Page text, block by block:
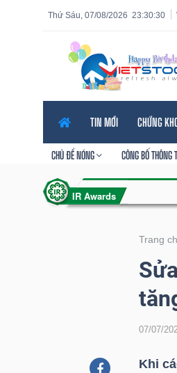
23:30:32
Thứ Sáu, 07/08/2026
TIN MỚI CHỨNG
CHỦ ĐỀ NÓNG CÔNG BỐ THÔNG
Trang
07/07/
Khi
Tính năng
năng
VIETSTOCK